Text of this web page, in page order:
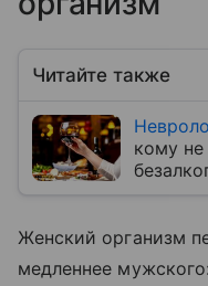
Читайте также
кому не
Женский организм
медленнее